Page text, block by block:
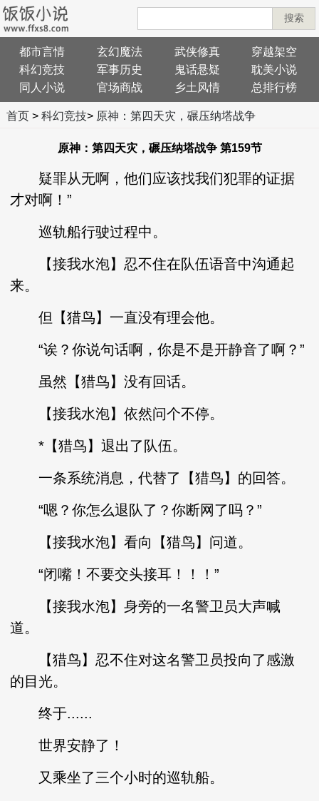
搜索
都市言情 玄幻魔法 武侠修真
穿越架空
科幻竞技
军事历史 鬼话悬疑
耽美小说
同人小说
官场商战 乡土风情 总排行榜
首页> 科幻竞技> 原神：第四天灾，碾压纳塔战争
原神：第四天灾，碾压纳塔战争 第159节
疑罪从无啊，他们应该找我们犯罪的证据
才对啊！”
巡轨船行驶过程中。
【接我水泡】忍不住在队伍语音中沟通起
来。
但【猎鸟】一直没有理会他。
“诶？你说句话啊，你是不是开静音了啊？”
虽然【猎鸟】没有回话。
【接我水泡】依然问个不停。
*【猎鸟】退出了队伍。
一条系统消息，代替了【猎鸟】的回答。
“嗯？你怎么退队了？你断网了吗？”
【接我水泡】看向【猎鸟】问道。
“闭嘴！不要交头接耳！！！”
【接我水泡】身旁的一名警卫员大声喊
道。
【猎鸟】忍不住对这名警卫员投向了感激
的目光。
终于......
世界安静了！
又乘坐了三个小时的巡轨船。